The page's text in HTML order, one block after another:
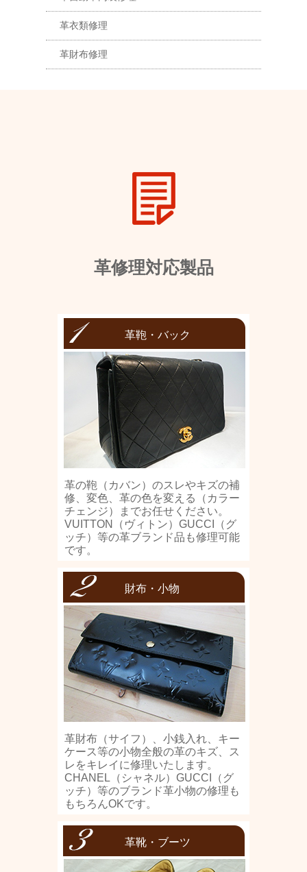
革衣類修理
革財布修理
革修理対応製品
革鞄・バック
革の鞄（カバン）のスレやキズの補
修、変色、革の色を変える（カラー
チェンジ）までお任せください。
VUITTON（ヴィトン）GUCCI（グ
ッチ）等の革ブランド品も修理可能
です。
財布・小物
革財布（サイフ）、小銭入れ、キー
ケース等の小物全般の革のキズ、ス
レをキレイに修理いたします。
CHANEL（シャネル）GUCCI（グ
ッチ）等のブランド革小物の修理も
もちろんOKです。
革靴・ブーツ